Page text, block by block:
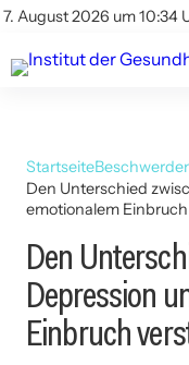
7. August 2026 um 10:34
Kontakt
Kontakt
AGBs
Startseite
Den Unterschied
emotionalem
Den
Depression
Einbruch